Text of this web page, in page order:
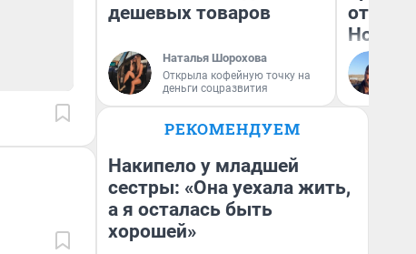
дешевых товаров
Наталья Шорохова
Открыла кофейную точку на
деньги соцразвития
отзыв
Нолана
РЕКОМЕНДУЕМ
Накипело у младшей
сестры: «Она уехала жить,
а я осталась быть
хорошей»